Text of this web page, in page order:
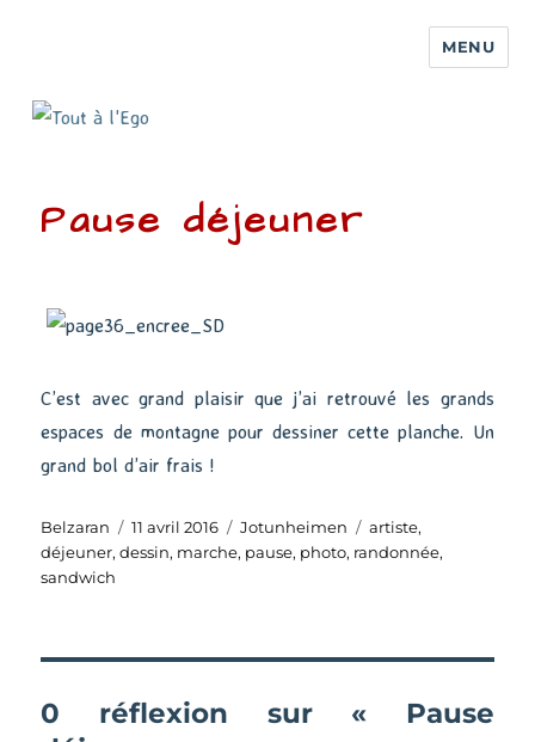
MENU
Pause déjeuner
C’est avec grand plaisir que j’ai retrouvé les grands
espaces de montagne pour dessiner cette planche. Un
grand bol d’air frais !
Auteur
Belzaran
Publié
le
11 avril 2016 Catégories
Jotunheimen Étiquettes
artiste,
déjeuner,dessin, marche, pause, photo, randonnée,
sandwich
0 réflexion sur « Pause